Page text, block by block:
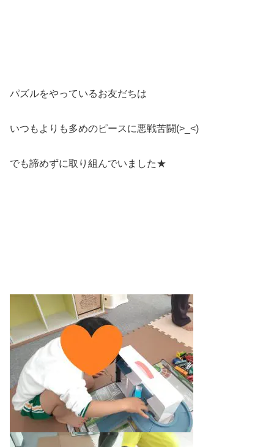
パズルをやっているお友だちは
いつもよりも多めのピースに悪戦苦闘(>_<)
でも諦めずに取り組んでいました★